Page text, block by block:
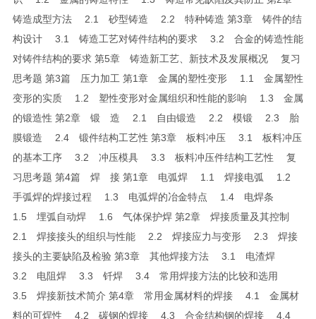
铸造成型方法 2.1 砂型铸造 2.2 特种铸造 第3章 铸件的结
构设计 3.1 铸造工艺对铸件结构的要求 3.2 合金的铸造性能
对铸件结构的要求 第5章 铸造新工艺、新技术及发展概况 复习
思考题 第3篇 压力加工 第1章 金属的塑性变形 1.1 金属塑性
变形的实质 1.2 塑性变形对金属组织和性能的影响 1.3 金属
的锻造性 第2章 锻 造 2.1 自由锻造 2.2 模锻 2.3 胎
膜锻造 2.4 锻件结构工艺性 第3章 板料冲压 3.1 板料冲压
的基本工序 3.2 冲压模具 3.3 板料冲压件结构工艺性 复
习思考题 第4篇 焊 接 第1章 电弧焊 1.1 焊接电弧 1.2
手弧焊的焊接过程 1.3 电弧焊的冶金特点 1.4 电焊条
1.5 埋弧自动焊 1.6 气体保护焊 第2章 焊接质量及其控制
2.1 焊接接头的组织与性能 2.2 焊接应力与变形 2.3 焊接
接头的主要缺陷及检验 第3章 其他焊接方法 3.1 电渣焊
3.2 电阻焊 3.3 钎焊 3.4 常用焊接方法的比较和选用
3.5 焊接新技术简介 第4章 常用金属材料的焊接 4.1 金属材
料的可焊性 4.2 碳钢的焊接 4.3 合金结构钢的焊接 4.4